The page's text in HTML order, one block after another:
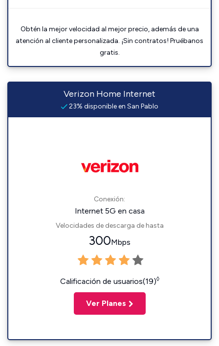
Obtén la mejor velocidad al mejor precio, además de una
atención al cliente personalizada. ¡Sin contratos! Pruébanos
gratis.
Verizon Home Internet
23% disponible en San Pablo
Conexión:
Internet 5G en casa
Velocidades de descarga de hasta
300Mbps
Calificación de usuarios(19)◊
Ver Planes